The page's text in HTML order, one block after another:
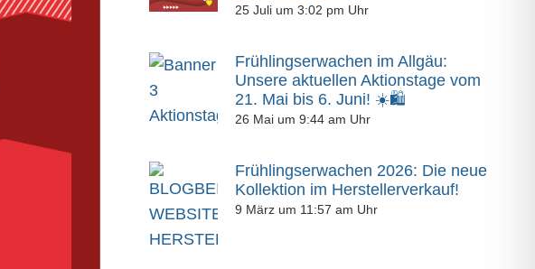
25 Juli um 3:02 pm Uhr
Frühlingserwachen im Allgäu:
Unsere aktuellen Aktionstage vom
21. Mai bis 6. Juni! ☀️🛍️
26 Mai um 9:44 am Uhr
Frühlingserwachen 2026: Die neue
Kollektion im Herstellerverkauf!
9 März um 11:57 am Uhr